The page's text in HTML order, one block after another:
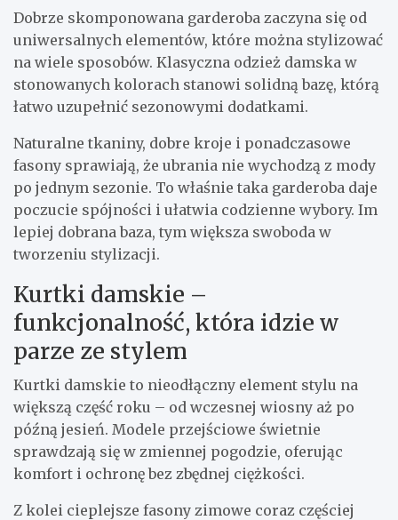
Dobrze skomponowana garderoba zaczyna się od
uniwersalnych elementów, które można stylizować
na wiele sposobów. Klasyczna odzież damska w
stonowanych kolorach stanowi solidną bazę, którą
łatwo uzupełnić sezonowymi dodatkami.
Naturalne tkaniny, dobre kroje i ponadczasowe
fasony sprawiają, że ubrania nie wychodzą z mody
po jednym sezonie. To właśnie taka garderoba daje
poczucie spójności i ułatwia codzienne wybory. Im
lepiej dobrana baza, tym większa swoboda w
tworzeniu stylizacji.
Kurtki damskie –
funkcjonalność, która idzie w
parze ze stylem
Kurtki damskie to nieodłączny element stylu na
większą część roku – od wczesnej wiosny aż po
późną jesień. Modele przejściowe świetnie
sprawdzają się w zmiennej pogodzie, oferując
komfort i ochronę bez zbędnej ciężkości.
Z kolei cieplejsze fasony zimowe coraz częściej